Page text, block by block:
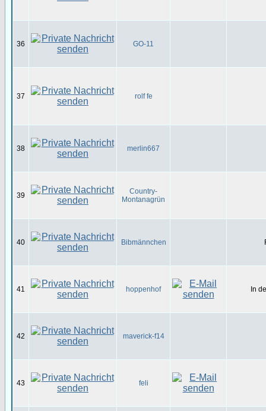
36 GO-11
37 rolf fe
38 merlin667
39
Country-
Montanagrün
40 Bibmännchen
41 hoppenhof In
42 maverick-f14
43 feli